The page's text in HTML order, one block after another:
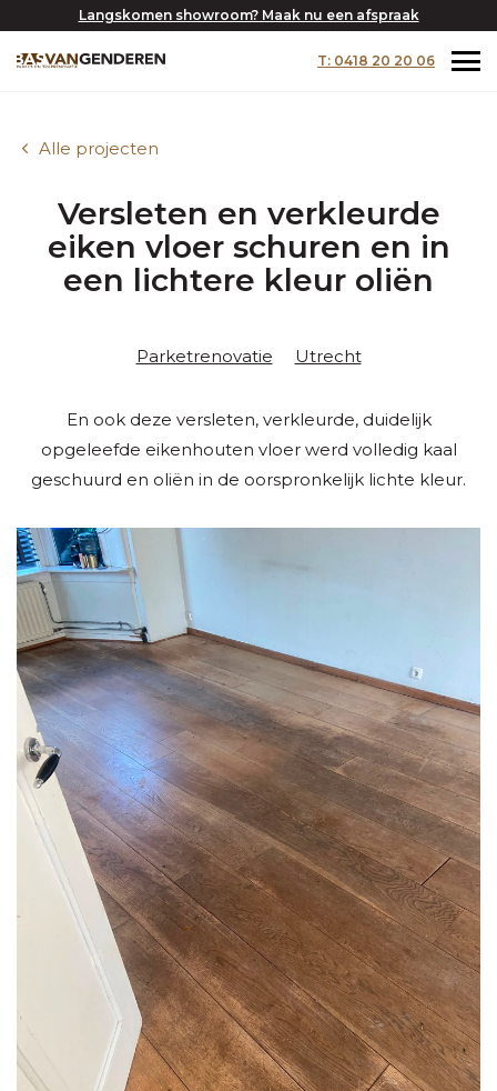
Langskomen showroom? Maak nu een afspraak
T: 0418 20 20 06
Alle projecten
Versleten en verkleurde
eiken vloer schuren en in
een lichtere kleur oliën
Parketrenovatie Utrecht
En ook deze versleten, verkleurde, duidelijk
opgeleefde eikenhouten vloer werd volledig kaal
geschuurd en oliën in de oorspronkelijk lichte kleur.